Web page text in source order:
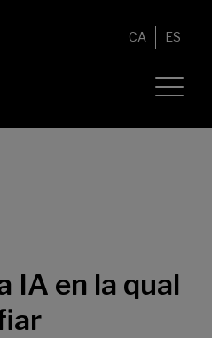
CA ES
IA en la qual